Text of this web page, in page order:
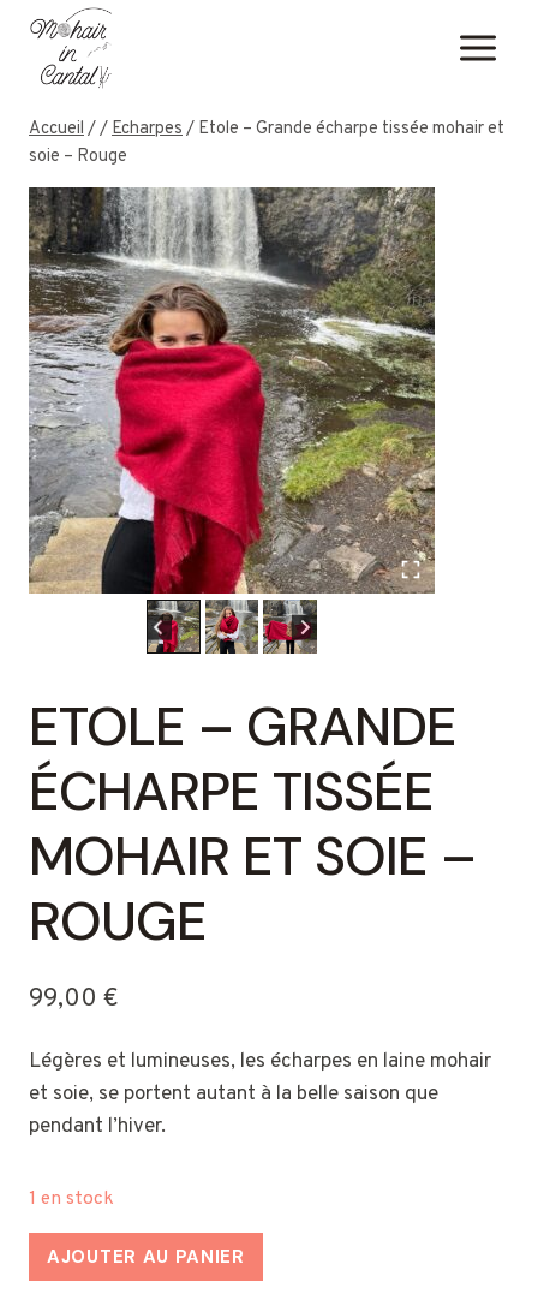
Aller
contenu
Accueil//Echarpes/ Etole – Grande écharpe tissée mohair et
soie – Rouge
ETOLE – GRANDE
ÉCHARPE TISSÉE
MOHAIR ET SOIE –
ROUGE
99,00 €
Légères et lumineuses, les écharpes en laine mohair
et soie, se portent autant à la belle saison que
pendant l’hiver.
1 en stock
quantité
de
AJOUTER AU PANIER